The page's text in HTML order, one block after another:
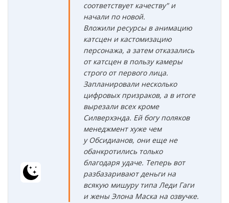
соответствует качеству" и
начали по новой.
Вложили ресурсы в анимацию
катсцен и кастомизацию
персонажа, а затем отказались
от катсцен в пользу камеры
строго от первого лица.
Запланировали несколько
цифровых призраков, а в итоге
вырезали всех кроме
Силверхэнда. Ей богу поляков
менеджмент хуже чем
у Обсидианов, они еще не
обанкротились только
благодаря удаче. Теперь вот
разбазаривают деньги на
всякую мишуру типа Леди Гаги
и жены Элона Маска на озвучке.